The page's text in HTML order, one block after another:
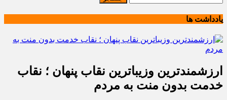
یادداشت ها
ارزشمندترین وزیباترین نقاب پنهان ؛ نقاب
خدمت بدون منت به مردم